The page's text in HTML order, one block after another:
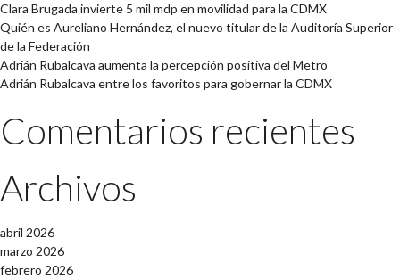
Clara Brugada invierte 5 mil mdp en movilidad para la CDMX
Quién es Aureliano Hernández, el nuevo titular de la Auditoría Superior
de la Federación
Adrián Rubalcava aumenta la percepción positiva del Metro
Adrián Rubalcava entre los favoritos para gobernar la CDMX
Comentarios recientes
Archivos
abril 2026
marzo 2026
febrero 2026